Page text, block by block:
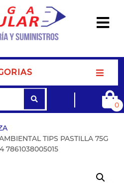
0
TIPS PASTILLA 75G
7861038005015